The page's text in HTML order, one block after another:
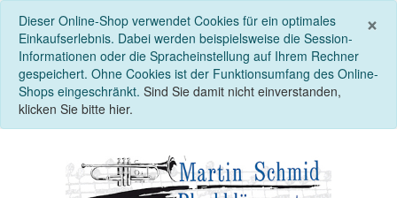
×
Dieser Online-Shop verwendet Cookies für ein optimales
Einkaufserlebnis. Dabei werden beispielsweise die Session-
Informationen oder die Spracheinstellung auf Ihrem Rechner
gespeichert. Ohne Cookies ist der Funktionsumfang des Online-
Shops eingeschränkt. Sind Sie damit nicht einverstanden,
klicken Sie bitte hier.